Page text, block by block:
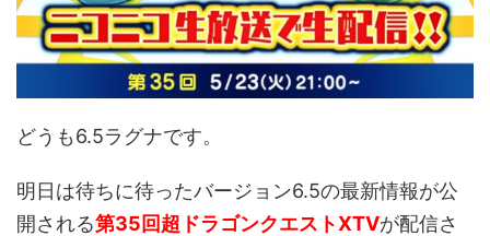
どうも6.5ラグナです。
明日は待ちに待ったバージョン6.5の最新情報が公
開される第35回超ドラゴンクエストXTVが配信さ